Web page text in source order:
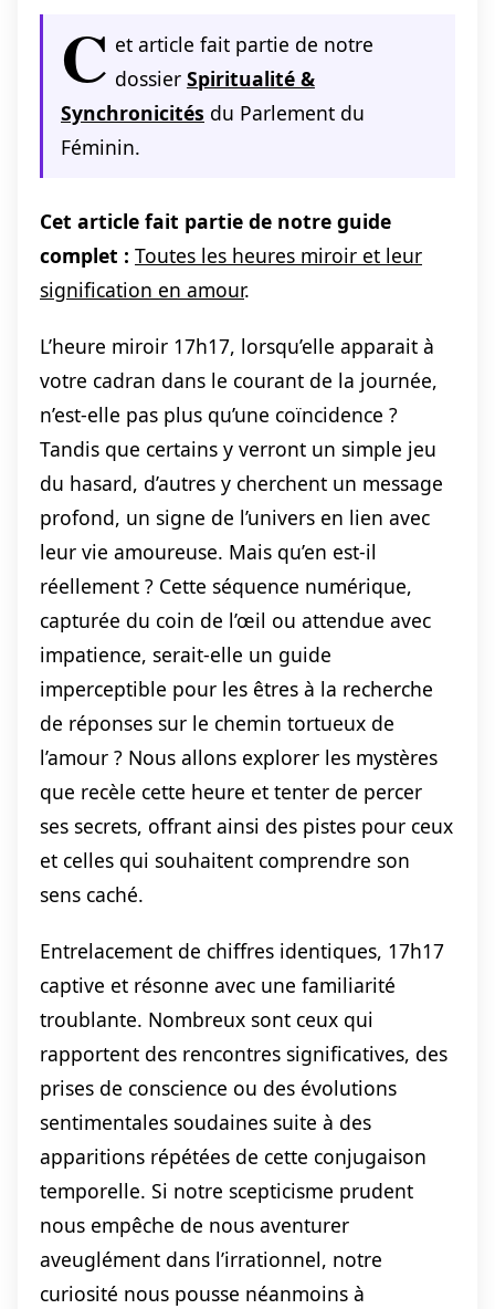
C et article fait partie de notre
dossier Spiritualité &
Synchronicités du Parlement du
Féminin.
Cet article fait partie de notre guide
complet : Toutes les heures miroir et leur
signification en amour.
L’heure miroir 17h17, lorsqu’elle apparait à
votre cadran dans le courant de la journée,
n’est-elle pas plus qu’une coïncidence ?
Tandis que certains y verront un simple jeu
du hasard, d’autres y cherchent un message
profond, un signe de l’univers en lien avec
leur vie amoureuse. Mais qu’en est-il
réellement ? Cette séquence numérique,
capturée du coin de l’œil ou attendue avec
impatience, serait-elle un guide
imperceptible pour les êtres à la recherche
de réponses sur le chemin tortueux de
l’amour ? Nous allons explorer les mystères
que recèle cette heure et tenter de percer
ses secrets, offrant ainsi des pistes pour ceux
et celles qui souhaitent comprendre son
sens caché.
Entrelacement de chiffres identiques, 17h17
captive et résonne avec une familiarité
troublante. Nombreux sont ceux qui
rapportent des rencontres significatives, des
prises de conscience ou des évolutions
sentimentales soudaines suite à des
apparitions répétées de cette conjugaison
temporelle. Si notre scepticisme prudent
nous empêche de nous aventurer
aveuglément dans l’irrationnel, notre
curiosité nous pousse néanmoins à